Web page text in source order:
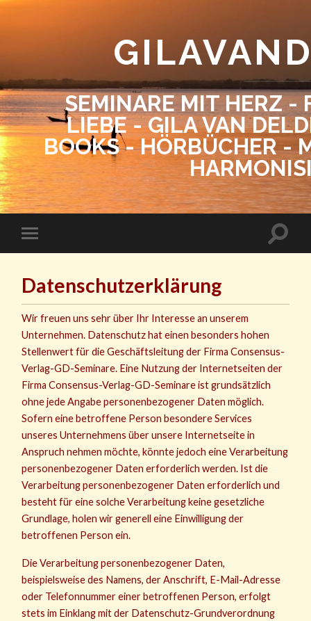
SEMINARE MIT HERZ -
LIEBE - GILA VAN
BOOKS - HÖRBÜCHER -
Datenschutzerklärung
Wir freuen uns sehr über Ihr Interesse an unserem
Unternehmen. Datenschutz hat einen besonders hohen
Stellenwert für die Geschäftsleitung der Firma Consensus-
Verlag-GD-Seminare. Eine Nutzung der Internetseiten der
Firma Consensus-Verlag-GD-Seminare ist grundsätzlich
ohne jede Angabe personenbezogener Daten möglich.
Sofern eine betroffene Person besondere Services
unseres Unternehmens über unsere Internetseite in
Anspruch nehmen möchte, könnte jedoch eine Verarbeitung
personenbezogener Daten erforderlich werden. Ist die
Verarbeitung personenbezogener Daten erforderlich und
besteht für eine solche Verarbeitung keine gesetzliche
Grundlage, holen wir generell eine Einwilligung der
betroffenen Person ein.
Die Verarbeitung personenbezogener Daten,
beispielsweise des Namens, der Anschrift, E-Mail-Adresse
oder Telefonnummer einer betroffenen Person, erfolgt
stets im Einklang mit der Datenschutz-Grundverordnung